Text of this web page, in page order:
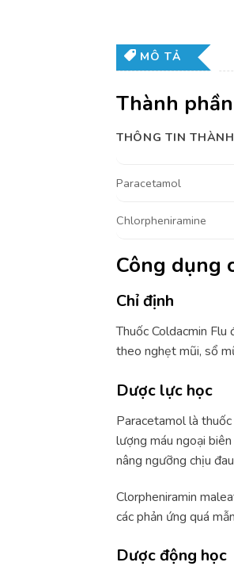
MÔ TẢ
Thành
THÔNG TIN
Paracetamol
Chlorpheniramine
Công dụng
Chỉ định
Thuốc Coldacmin
theo nghẹt mũi, sổ
Dược lực học
Paracetamol là
lượng máu ngoại
nâng ngưỡng chịu
Clorpheniramin
các phản ứng quá
Dược động học